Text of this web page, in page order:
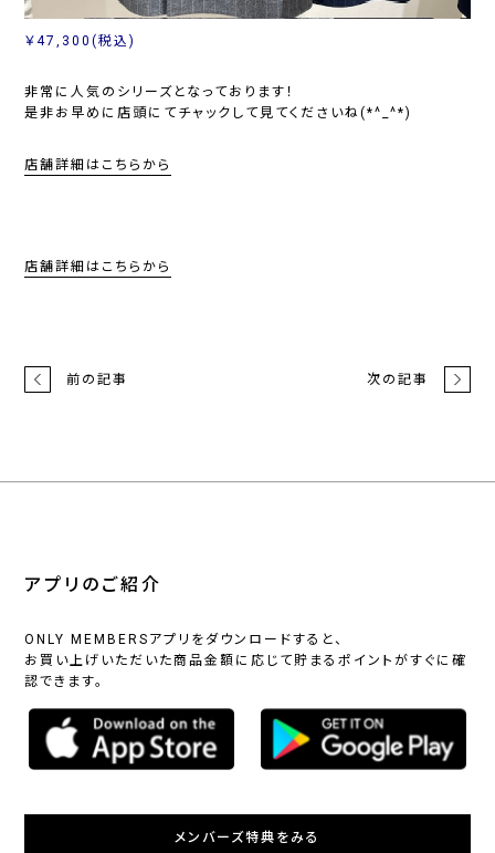
￥47,300(税込)
非常に人気のシリーズとなっております！
是非お早めに店頭にてチャックして見てくださいね(*^_^*)
店舗詳細はこちらから
店舗詳細はこちらから
前の記事 次の記事
アプリのご紹介
ONLY MEMBERSアプリをダウンロードすると、
お買い上げいただいた商品金額に応じて貯まるポイントがすぐに確
認できます。
メンバーズ特典をみる